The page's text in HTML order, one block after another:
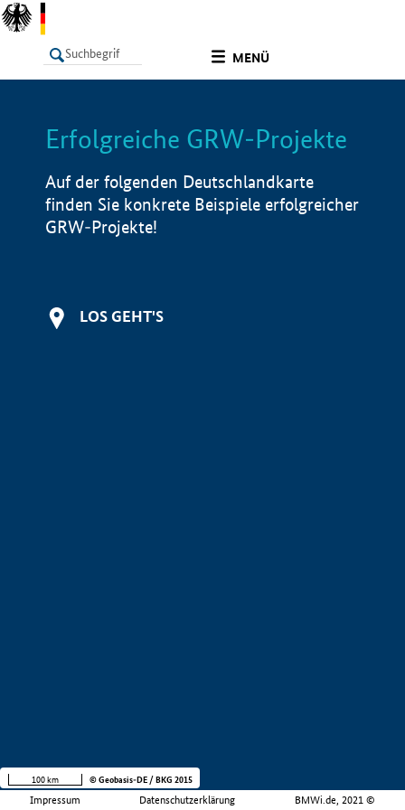
MENÜ
LISTE Info
Erfolgreiche GRW-Projekte
Auf der folgenden Deutschlandkarte
finden Sie konkrete Beispiele erfolgreicher
GRW-Projekte!
LOS GEHT'S
Impressum Datenschutzerklärung BMWi.de, 2021 ©
100 km © Geobasis-DE / BKG 2015